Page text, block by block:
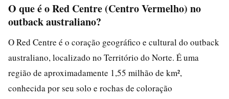
O que é o Red Centre (Centro Vermelho) no
outback australiano?
O Red Centre é o coração geográfico e cultural do outback
australiano, localizado no Território do Norte. É uma
região de aproximadamente 1,55 milhão de km²,
conhecida por seu solo e rochas de coloração